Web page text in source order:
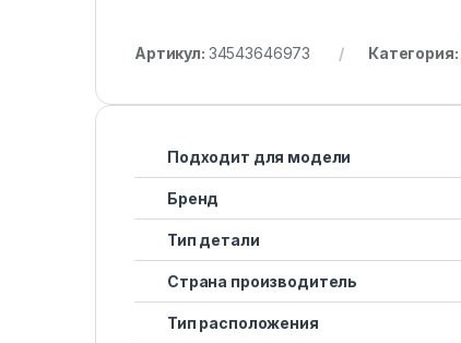
Артикул: 34543646973 Категория:
Подходит для модели
Бренд
Тип детали
Страна производитель
Тип расположения